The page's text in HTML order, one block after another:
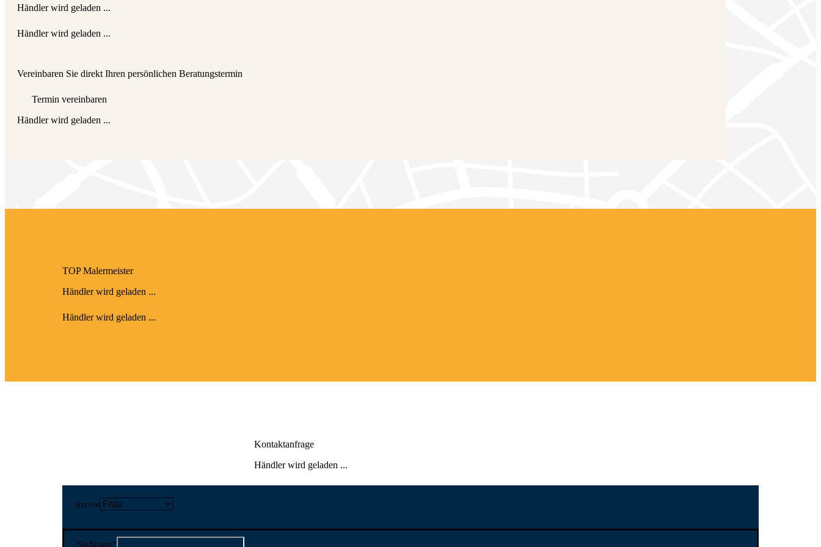
Händler wird geladen ...
Händler wird geladen ...
Vereinbaren Sie direkt Ihren persönlichen Beratungstermin
Termin vereinbaren
Händler wird geladen ...
TOP Maler­meister
Händler wird geladen ...
Händler wird geladen ...
Kontaktanfrage
Händler wird geladen ...
Anrede
Nachname*